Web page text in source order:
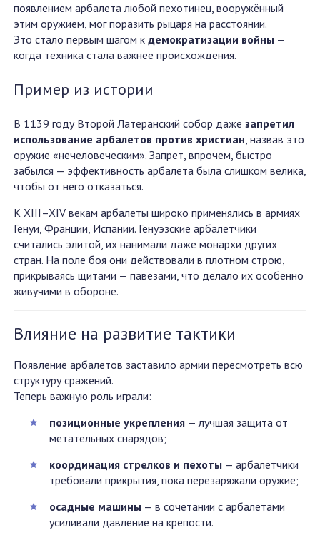
появлением арбалета любой пехотинец, вооружённый
этим оружием, мог поразить рыцаря на расстоянии.
Это стало первым шагом к демократизации войны—
когда техника стала важнее происхождения.
Пример из истории
В 1139 году Второй Латеранский собор даже запретил
использование арбалетов против христиан , назвав это
оружие «нечеловеческим». Запрет, впрочем, быстро
забылся — эффективность арбалета была слишком велика,
чтобы от него отказаться.
К XIII–XIV векам арбалеты широко применялись в армиях
Генуи, Франции, Испании. Генуэзские арбалетчики
считались элитой, их нанимали даже монархи других
стран. На поле боя они действовали в плотном строю,
прикрываясь щитами — павезами, что делало их особенно
живучими в обороне.
Влияние на развитие тактики
Появление арбалетов заставило армии пересмотреть всю
структуру сражений.
Теперь важную роль играли:
позиционные укрепления— лучшая защита от
метательных снарядов;
координация стрелков и пехоты— арбалетчики
требовали прикрытия, пока перезаряжали оружие;
осадные машины— в сочетании с арбалетами
усиливали давление на крепости.